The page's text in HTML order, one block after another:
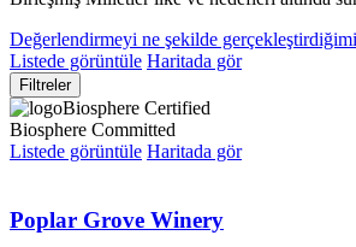
Değerlendirmeyi ne şekilde
Listede görüntüle Haritada gör
Filtreler
Biosphere Certified
Biosphere Committed
Listede görüntüle Haritada gör
Poplar Grove Winery